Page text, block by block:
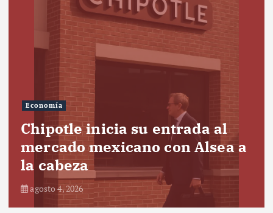
Economía
Chipotle inicia su entrada al
mercado mexicano con Alsea a
la cabeza
agosto 4, 2026